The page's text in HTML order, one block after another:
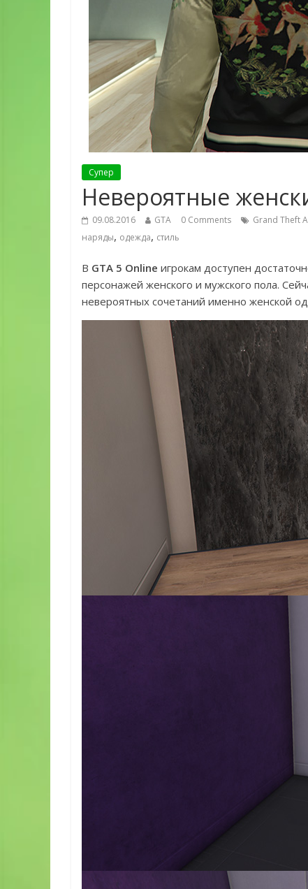
Супер
Невероятные
09.08.2016 GTA 0 Comments Grand Theft
наряды, одежда, стиль
В GTA 5 Online игрокам доступен
персонажей женского и мужского пола.
невероятных сочетаний именно женской